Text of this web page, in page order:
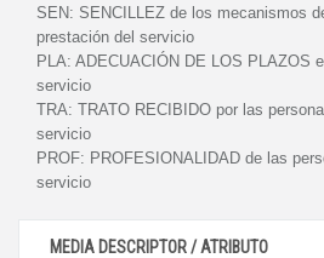
SEN: SENCILLEZ de los mecanismos
prestación del servicio
PLA: ADECUACIÓN DE LOS PLAZOS
servicio
TRA: TRATO RECIBIDO por las
servicio
PROF: PROFESIONALIDAD de las
servicio
MEDIA DESCRIPTOR / ATRIBUTO